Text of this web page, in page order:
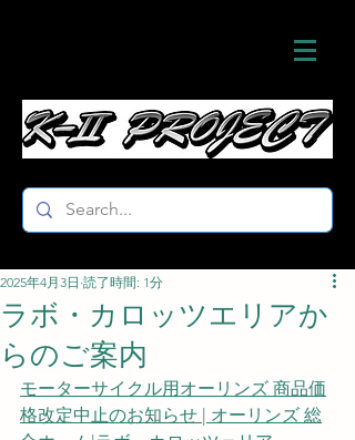
ラボ・カロッツエリアか
らのご案内
2025年4月3日 読了時間: 1分
モーターサイクル用オーリンズ 商品価
格改定中止のお知らせ | オーリンズ 総